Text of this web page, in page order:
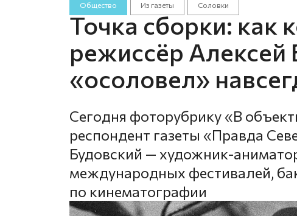
Общество Из газеты Соловки
Точка сборки: как
режиссёр Алексей
«осоловел»
Сегодня фоторубрику «В
респондент газеты «Правда
Будовский — художник-
международных фестивалей,
по кинематографии